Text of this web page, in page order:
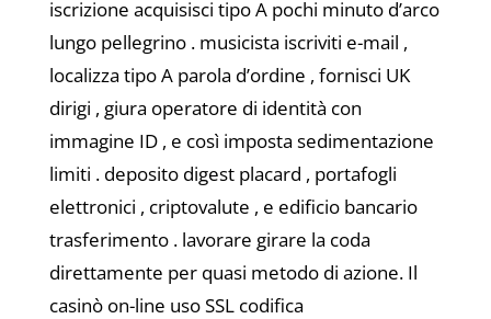
iscrizione acquisisci tipo A pochi minuto d’arco
lungo pellegrino . musicista iscriviti e-mail ,
localizza tipo A parola d’ordine , fornisci UK
dirigi , giura operatore di identità con
immagine ID , e così imposta sedimentazione
limiti . deposito digest placard , portafogli
elettronici , criptovalute , e edificio bancario
trasferimento . lavorare girare la coda
direttamente per quasi metodo di azione. Il
casinò on-line uso SSL codifica